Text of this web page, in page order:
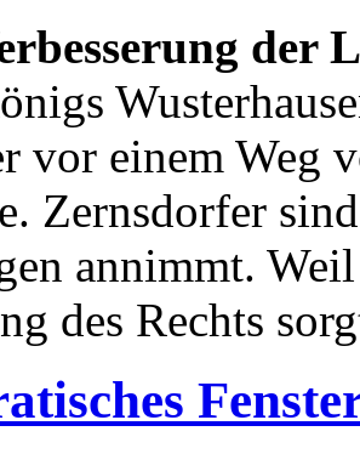
der
vor einem Weg
Zernsdorfer
annimmt.
des Rechts